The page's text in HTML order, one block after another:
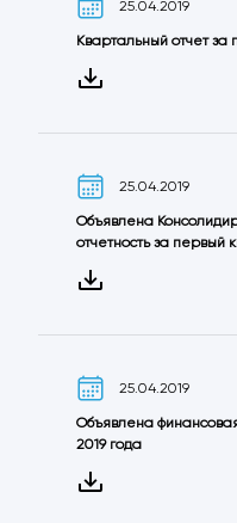
25.04.2019
Квартальный отчет за
25.04.2019
Объявленa
отчетность за первый
25.04.2019
Объявленa
2019 года